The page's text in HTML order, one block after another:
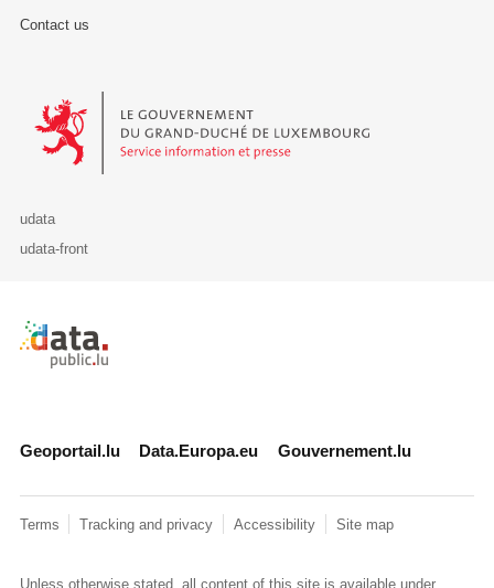
Contact us
Le Gouvernement du Grand-Duché de Luxembourg - Service
udata
udata-front
Retour à l'accueil de data.public.lu
Geoportail.lu Data.Europa.eu Gouvernement.lu
Terms Tracking and privacy Accessibility Site map
Unless otherwise stated, all content of this site is available under